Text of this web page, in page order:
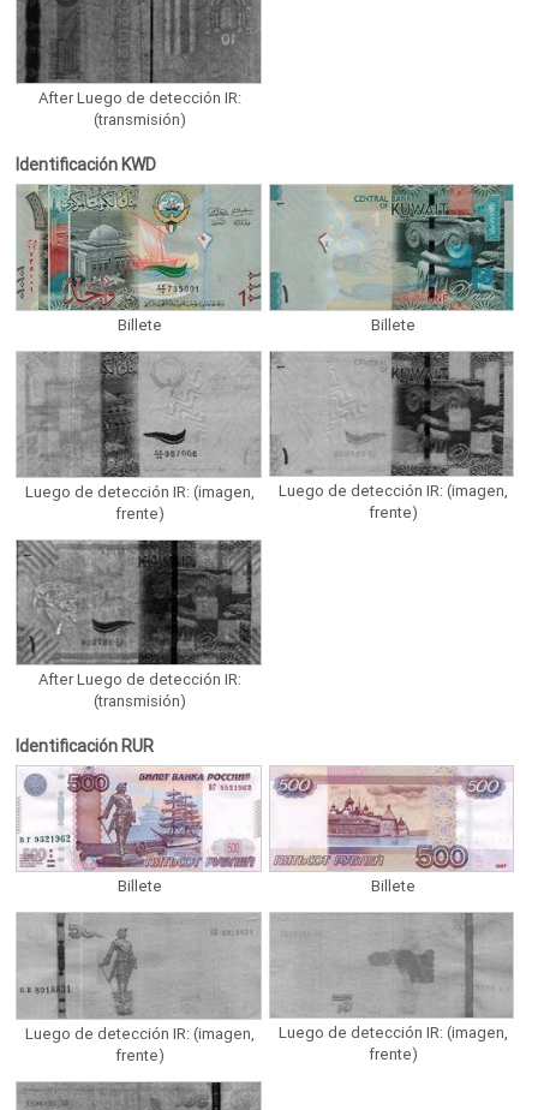
After Luego de detección IR:
(transmisión)
Identificación KWD
Billete Billete
Luego de detección IR: (imagen,
frente)
Luego de detección IR: (imagen,
frente)
After Luego de detección IR:
(transmisión)
Identificación RUR
Billete Billete
Luego de detección IR: (imagen,
frente)
Luego de detección IR: (imagen,
frente)